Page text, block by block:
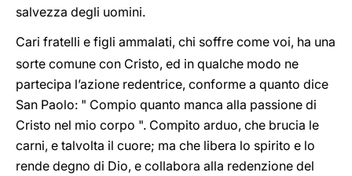
salvezza degli uomini.
Cari fratelli e figli ammalati, chi soffre come voi, ha una
sorte comune con Cristo, ed in qualche modo ne
partecipa l’azione redentrice, conforme a quanto dice
San Paolo: " Compio quanto manca alla passione di
Cristo nel mio corpo ". Compito arduo, che brucia le
carni, e talvolta il cuore; ma che libera lo spirito e lo
rende degno di Dio, e collabora alla redenzione del